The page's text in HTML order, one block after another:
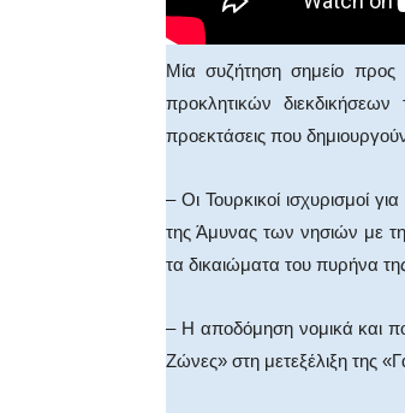
Μία συζήτηση σημείο
προκλητικών
προεκτάσεις που
– Οι Τουρκικοί ισχυρισμοί
της Άμυνας των νησιών με
τα δικαιώματα του πυρήνα
– Η αποδόμηση νομικά και
Ζώνες» στη μετεξέλιξη της